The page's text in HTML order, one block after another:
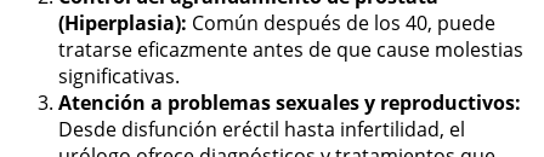
(Hiperplasia): Común después de los 40, puede
tratarse eficazmente antes de que cause molestias
significativas.
Atención a problemas sexuales y reproductivos:
Desde disfunción eréctil hasta infertilidad, el